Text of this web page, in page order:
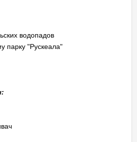
водопадов
парку "Рускеала"